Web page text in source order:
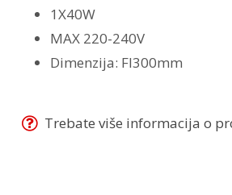
1X40W
MAX 220-240V
Dimenzija: FI300mm
Trebate više informacija o